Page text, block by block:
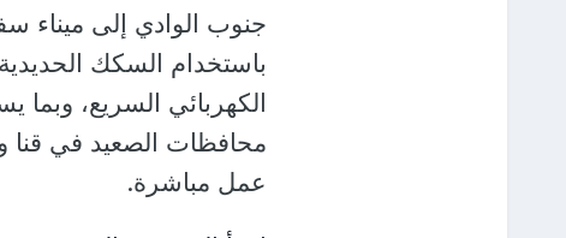
جنوب الوادي إلى ميناء
باستخدام السكك
الكهربائي السريع،
محافظات الصعيد في قنا
عمل مباشرة.